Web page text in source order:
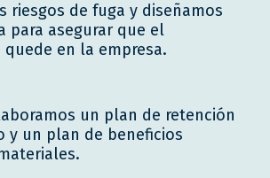
riesgos de fuga y diseñamos
para asegurar que el
en la empresa.
un plan de retención
y un plan de beneficios